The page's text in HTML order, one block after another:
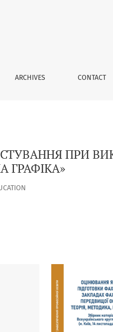
ТА
ARCHIVES CONTACT
ПРИ
ГРАФІКА»